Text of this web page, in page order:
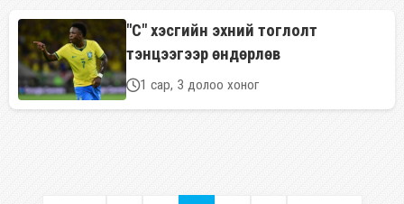
"С" хэсгийн эхний тоглолт
тэнцээгээр өндөрлөв
1 сар, 3 долоо хоног